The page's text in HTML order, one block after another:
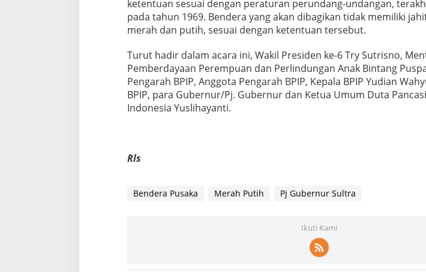
ketentuan sesuai dengan peraturan perundang-undangan,
pada tahun 1969. Bendera yang akan dibagikan tidak memiliki
merah dan putih, sesuai dengan ketentuan tersebut.
Turut hadir dalam acara ini, Wakil Presiden ke-6 Try Sutrisno,
Pemberdayaan Perempuan dan Perlindungan Anak Bintang
Pengarah BPIP, Anggota Pengarah BPIP, Kepala BPIP Yudian
BPIP, para Gubernur/Pj. Gubernur dan Ketua Umum Duta
Indonesia Yuslihayanti.
Rls
Bendera Pusaka Merah Putih Pj Gubernur Sultra
Ikuti Kami